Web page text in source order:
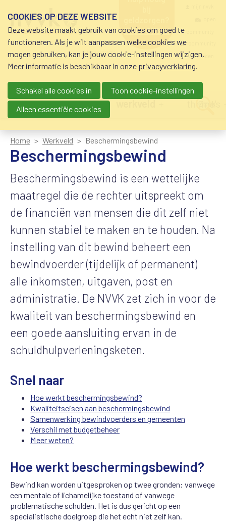
schuldhulp • sociaal
krediet • budgetbeheer •
beschermingsbewind
0800-8115.nl
nvvk-leden
Main navigation
nieuws agenda
Home Werkveld Beschermingsbewind
Beschermingsbewind
Beschermingsbewind is een wettelijke
maatregel die de rechter uitspreekt om
de financiën van mensen die dit zelf niet
kunnen stabiel te maken en te houden. Na
instelling van dit bewind beheert een
bewindvoerder (tijdelijk of permanent)
alle inkomsten, uitgaven, post en
administratie. De NVVK zet zich in voor de
kwaliteit van beschermingsbewind en
een goede aansluiting ervan in de
schuldhulpverleningsketen.
Snel naar
Hoe werkt beschermingsbewind?
Kwaliteitseisen aan beschermingsbewind
Samenwerking bewindvoerders en gemeenten
Verschil met budgetbeheer
Meer weten?
Hoe werkt beschermingsbewind?
Bewind kan worden uitgesproken op twee gronden: vanwege
een mentale of lichamelijke toestand of vanwege
problematische schulden. Het is dus gericht op een
specialistische doelgroep die het echt niet zelf kan.
COOKIES OP DEZE WEBSITE
Deze website maakt gebruik van cookies om goed te
functioneren. Als je wilt aanpassen welke cookies we
mogen gebruiken, kan je jouw cookie-instellingen wijzigen.
Meer informatie is beschikbaar in onze privacyverklaring.
Schakel alle cookies in
Toon cookie-instellingen
Alleen essentiële cookies